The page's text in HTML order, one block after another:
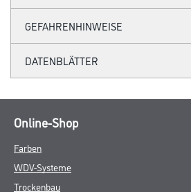
GEFAHRENHINWEISE
DATENBLÄTTER
Online-Shop
Farben
WDV-Systeme
Trockenbau